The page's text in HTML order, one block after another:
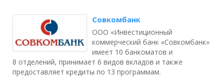
Совкомбанк
ООО «Инвестиционный
коммерческий банк «Совкомбанк»
имеет 10 банкоматов и
8 отделений, принимает 6 видов вкладов и также
предоставляет кредиты по 13 программам.